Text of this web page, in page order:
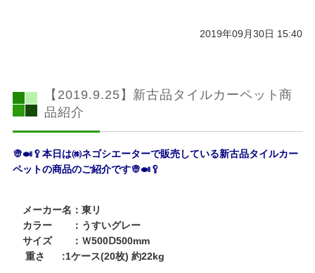
2019年09月30日 15:40
【2019.9.25】新古品タイルカーペット商
品紹介
👳🍛🥄本日は㈱ネゴシエーターで販売している新古品タイルカー
ペットの商品のご紹介です👳🍛🥄
メーカー名：東リ
カラー ：うすいグレー
サイズ ：Ｗ500Ⅾ500mm
重さ :1ケース(20枚) 約22kg